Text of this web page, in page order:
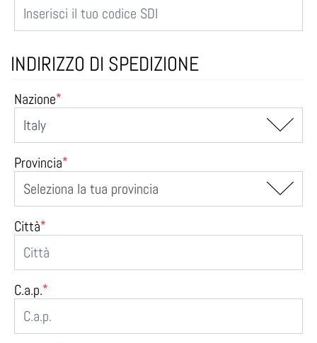
INDIRIZZO DI SPEDIZIONE
Nazione*
Provincia*
Città*
C.a.p.*